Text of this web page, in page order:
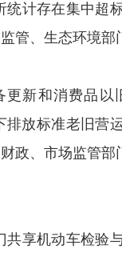
计存在集中超
管、生态环境部
新和消费品以
放标准老旧营
政、市场监管部
享机动车检验